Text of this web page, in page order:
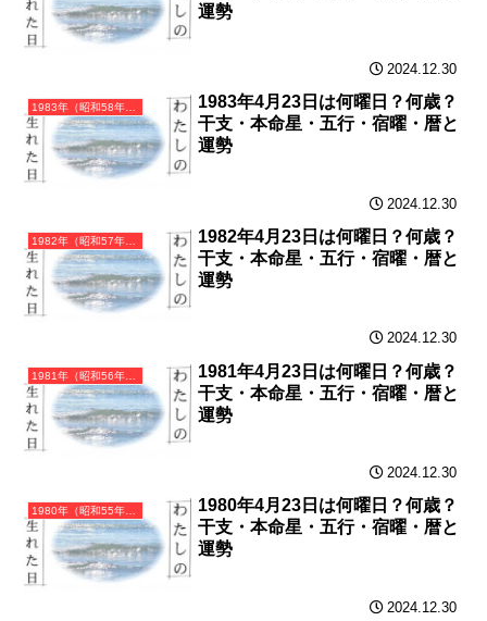
運勢
2024.12.30
1983年（昭和58年）癸亥（みずのとい）・亥年（いのしし年）カレンダー（月曜はじまり）
1983年4月23日は何曜日？何歳？
干支・本命星・五行・宿曜・暦と
運勢
2024.12.30
1982年（昭和57年）壬戌（みずのえいぬ）・戌年（いぬ年）カレンダー（月曜はじまり）
1982年4月23日は何曜日？何歳？
干支・本命星・五行・宿曜・暦と
運勢
2024.12.30
1981年（昭和56年）辛酉（かのととり）・酉年（とり年）カレンダー（月曜はじまり）
1981年4月23日は何曜日？何歳？
干支・本命星・五行・宿曜・暦と
運勢
2024.12.30
1980年（昭和55年）庚申（かのえさる）・申年（さる年）カレンダー（月曜はじまり）
1980年4月23日は何曜日？何歳？
干支・本命星・五行・宿曜・暦と
運勢
2024.12.30